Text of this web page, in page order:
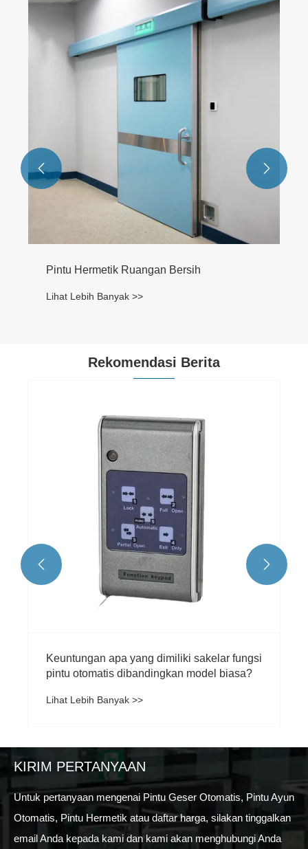
Pintu Geser Otomatis Tugas Ringan
Lihat Lebih Banyak >>
 
Rekomendasi Berita
Bagaimana cara kerja pintu otomatis?
Lihat Lebih Banyak >>
 
KIRIM PERTANYAAN
Untuk pertanyaan mengenai Pintu Geser Otomatis, Pintu Ayun
Otomatis, Pintu Hermetik atau daftar harga, silakan tinggalkan
email Anda kepada kami dan kami akan menghubungi Anda